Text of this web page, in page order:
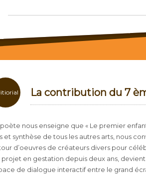
La contribution du 7
nous enseigne que « Le premier
et synthèse de tous les autres arts, nous
d’oeuvres de créateurs divers pour
projet en gestation depuis deux ans,
de dialogue interactif entre le grand